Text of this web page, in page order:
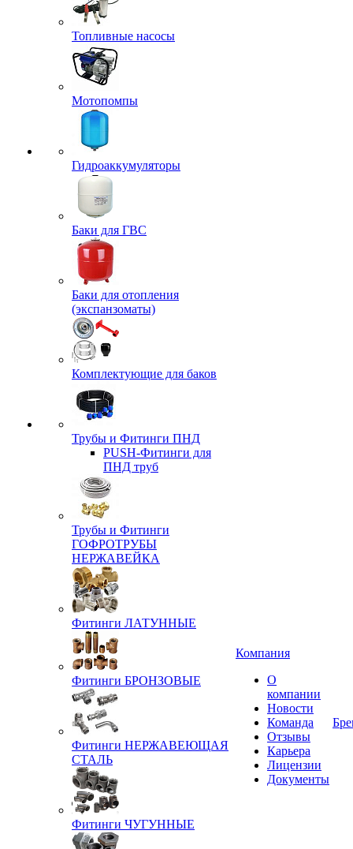
Топливные насосы
Мотопомпы
Гидроаккумуляторы
Баки для ГВС
Баки для отопления
(экспанзоматы)
Комплектующие для баков
Трубы и Фитинги ПНД
PUSH-Фитинги для
ПНД труб
Трубы и Фитинги
ГОФРОТРУБЫ
НЕРЖАВЕЙКА
Фитинги ЛАТУННЫЕ
Фитинги БРОНЗОВЫЕ
Фитинги НЕРЖАВЕЮЩАЯ
СТАЛЬ
Фитинги ЧУГУННЫЕ
Компания
О
компании
Новости
Команда
Отзывы
Карьера
Лицензии
Документы